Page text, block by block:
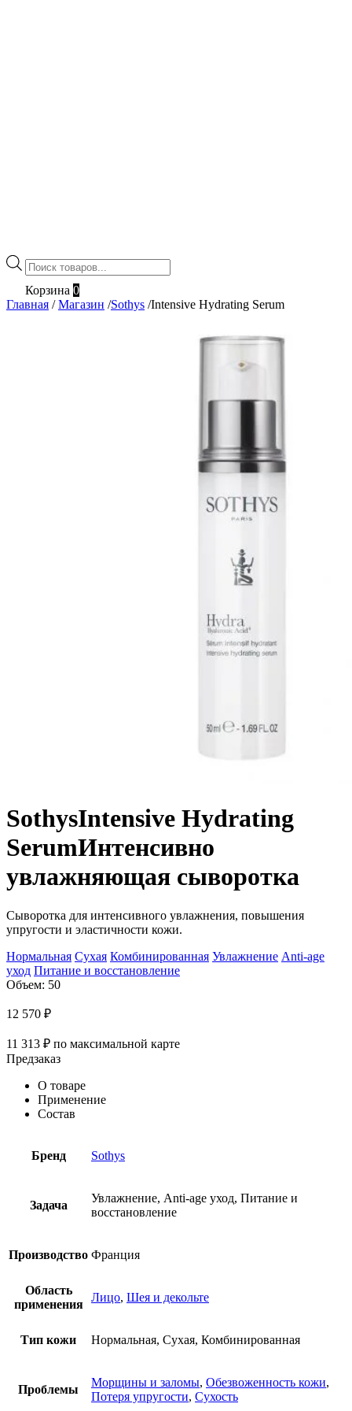
Поиск
товаров
Корзина 0
Главная / Магазин /Sothys /Intensive Hydrating Serum
SothysIntensive Hydrating
SerumИнтенсивно
увлажняющая сыворотка
Сыворотка для интенсивного увлажнения, повышения
упругости и эластичности кожи.
Нормальная Сухая Комбинированная Увлажнение Anti-age
уход Питание и восстановление
Объем: 50
12 570 ₽
11 313 ₽ по максимальной карте
Предзаказ
О товаре
Применение
Состав
Бренд Sothys
Задача
Увлажнение, Anti-age уход, Питание и
восстановление
Производство Франция
Область
применения
Лицо, Шея и декольте
Тип кожи Нормальная, Сухая, Комбинированная
Проблемы
Морщины и заломы, Обезвоженность кожи,
Потеря упругости, Сухость